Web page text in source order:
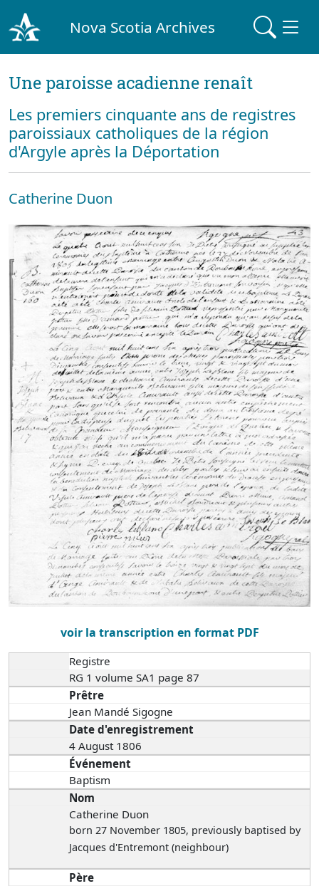
Nova Scotia Archives
Une paroisse acadienne renaît
Les premiers cinquante ans de registres
paroissiaux catholiques de la région
d'Argyle après la Déportation
Catherine Duon
voir la transcription en format PDF
Registre
RG 1 volume SA1 page 87
Prêtre
Jean Mandé Sigogne
Date d'enregistrement
4 August 1806
Événement
Baptism
Nom
Catherine Duon
born 27 November 1805, previously baptised by
Jacques d'Entremont (neighbour)
Père